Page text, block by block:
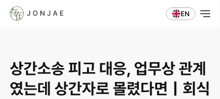
EN
상간소송 피고 대응, 업무상 관계
였는데 상간자로 몰렸다면｜회식